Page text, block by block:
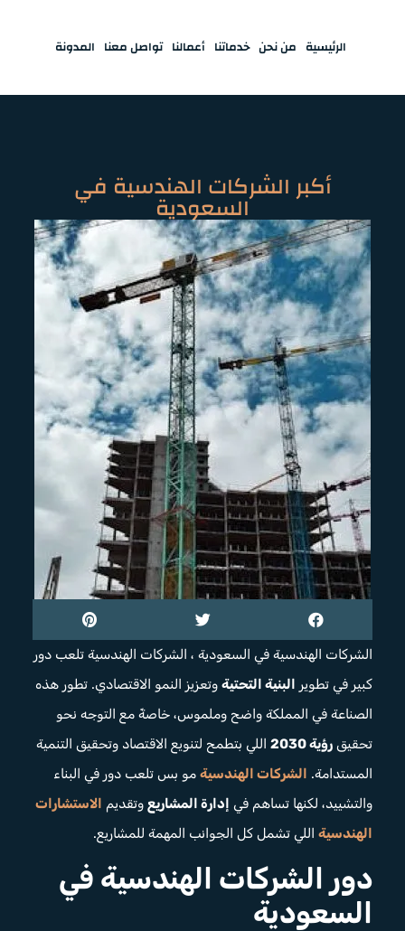
الرئيسية من نحن خدماتنا أعمالنا تواصل معنا المدونة
أكبر الشركات الهندسية في
السعودية
الشركات الهندسية في السعودية ، الشركات الهندسية تلعب دور
كبير في تطوير البنية التحتيةوتعزيز النمو الاقتصادي. تطور هذه
الصناعة في المملكة واضح وملموس، خاصةً مع التوجه نحو
تحقيق رؤية 2030
اللي بتطمح لتنويع الاقتصاد وتحقيق التنمية
المستدامة. الشركات الهندسيةمو بس تلعب دور في البناء
والتشييد، لكنها تساهم في إدارة المشاريع وتقديم الاستشارات
الهندسية اللي تشمل كل الجوانب المهمة للمشاريع.
دور الشركات الهندسية في
السعودية